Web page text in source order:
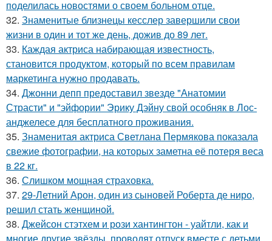
поделилась новостями о своем больном отце.
32. Знаменитые близнецы кесслер завершили свои
жизни в один и тот же день, дожив до 89 лет.
33. Каждая актриса набирающая известность,
становится продуктом, который по всем правилам
маркетинга нужно продавать.
34. Джонни депп предоставил звезде "Анатомии
Страсти" и "эйфории" Эрику Дэйну свой особняк в Лос-
анджелесе для бесплатного проживания.
35. Знаменитая актриса Светлана Пермякова показала
свежие фотографии, на которых заметна её потеря веса
в 22 кг.
36. Слишком мощная страховка.
37. 29-Летний Арон, один из сыновей Роберта де ниро,
решил стать женщиной.
38. Джейсон стэтхем и рози хантингтон - уайтли, как и